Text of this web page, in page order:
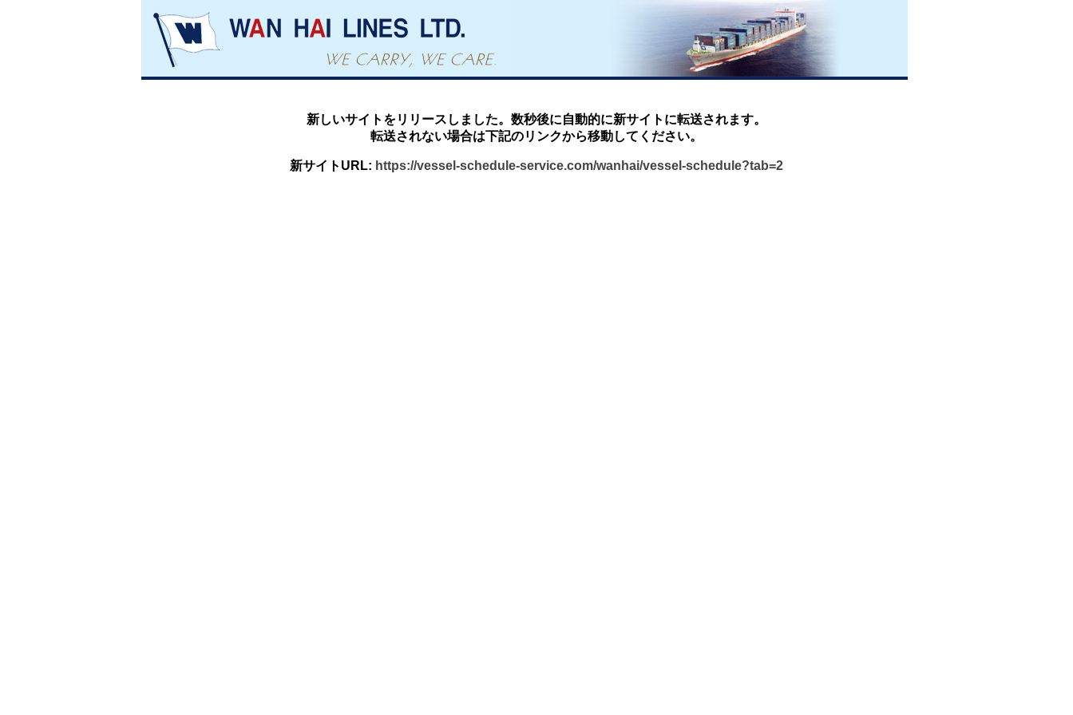
新しいサイトをリリースしました。数秒後に自動的に新サイトに転送されます。
転送されない場合は下記のリンクから移動してください。
新サイトURL: https://vessel-schedule-service.com/wanhai/vessel-schedule?tab=2